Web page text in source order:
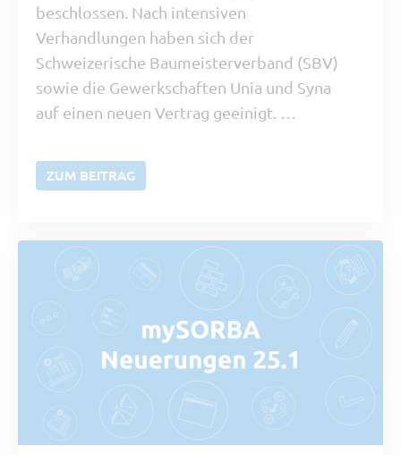
beschlossen. Nach intensiven
Verhandlungen haben sich der
Schweizerische Baumeisterverband (SBV)
sowie die Gewerkschaften Unia und Syna
auf einen neuen Vertrag geeinigt. …
ZUM BEITRAG